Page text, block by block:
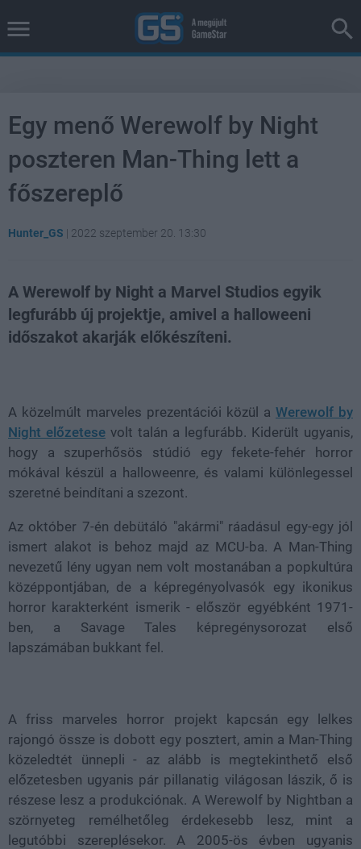
Egy menő Werewolf by Night
poszteren Man-Thing lett a
főszereplő
Hunter_GS | 2022 szeptember 20. 13:30
A Werewolf by Night a Marvel Studios egyik
legfurább új projektje, amivel a halloweeni
időszakot akarják előkészíteni.
A közelmúlt marveles prezentációi közül a Werewolf by
Night előzetese volt talán a legfurább. Kiderült ugyanis,
hogy a szuperhősös stúdió egy fekete-fehér horror
mókával készül a halloweenre, és valami különlegessel
szeretné beindítani a szezont.
Az október 7-én debütáló "akármi" ráadásul egy-egy jól
ismert alakot is behoz majd az MCU-ba. A Man-Thing
nevezetű lény ugyan nem volt mostanában a popkultúra
középpontjában, de a képregényolvasók egy ikonikus
horror karakterként ismerik - először egyébként 1971-
ben, a Savage Tales képregénysorozat első
lapszámában bukkant fel.
A friss marveles horror projekt kapcsán egy lelkes
rajongó össze is dobott egy posztert, amin a Man-Thing
közeledtét ünnepli - az alább is megtekinthető első
előzetesben ugyanis pár pillanatig világosan lászik, ő is
részese lesz a produkciónak. A Werewolf by Nightban a
szörnyeteg remélhetőleg érdekesebb lesz, mint a
legutóbbi szereplésekor. A 2005-ös évben ugyanis